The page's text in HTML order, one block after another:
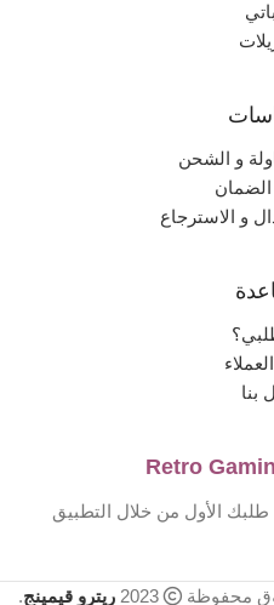
و الشحن
و الاسترجاع
بنا
محفوظة 2023 ريترو قيمينج.